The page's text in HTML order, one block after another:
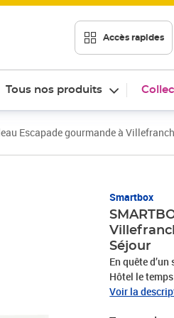
Accès rapides
Tous nos produits
Escapade gourmande à
Smartbox
Séjour
En quête
Hôtel le
situé au cœur
Voir la